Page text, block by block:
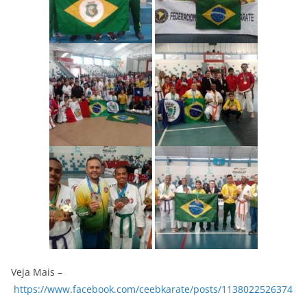
Veja Mais –
https://www.facebook.com/ceebkarate/posts/1138022526374